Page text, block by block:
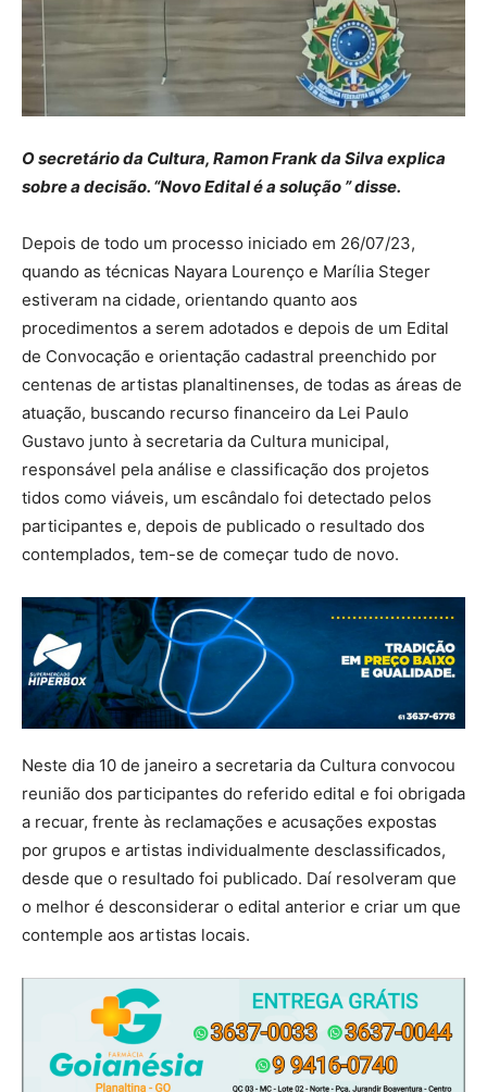
O secretário da Cultura, Ramon Frank da Silva explica
sobre a decisão. “Novo Edital é a solução ” disse.
Depois de todo um processo iniciado em 26/07/23,
quando as técnicas Nayara Lourenço e Marília Steger
estiveram na cidade, orientando quanto aos
procedimentos a serem adotados e depois de um Edital
de Convocação e orientação cadastral preenchido por
centenas de artistas planaltinenses, de todas as áreas de
atuação, buscando recurso financeiro da Lei Paulo
Gustavo junto à secretaria da Cultura municipal,
responsável pela análise e classificação dos projetos
tidos como viáveis, um escândalo foi detectado pelos
participantes e, depois de publicado o resultado dos
contemplados, tem-se de começar tudo de novo.
Neste dia 10 de janeiro a secretaria da Cultura convocou
reunião dos participantes do referido edital e foi obrigada
a recuar, frente às reclamações e acusações expostas
por grupos e artistas individualmente desclassificados,
desde que o resultado foi publicado. Daí resolveram que
o melhor é desconsiderar o edital anterior e criar um que
contemple aos artistas locais.